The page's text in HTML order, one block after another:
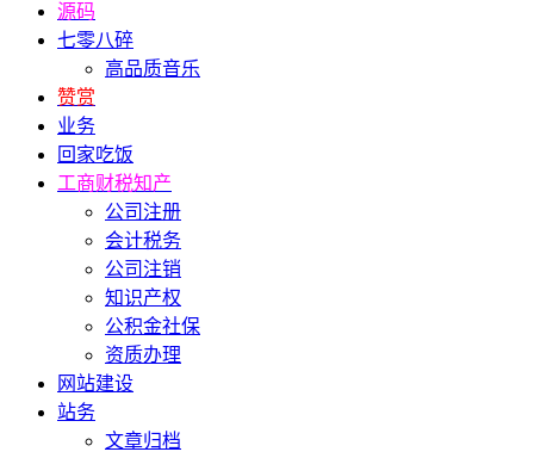
源码
七零八碎
高品质音乐
赞赏
业务
回家吃饭
工商财税知产
公司注册
会计税务
公司注销
知识产权
公积金社保
资质办理
网站建设
站务
文章归档